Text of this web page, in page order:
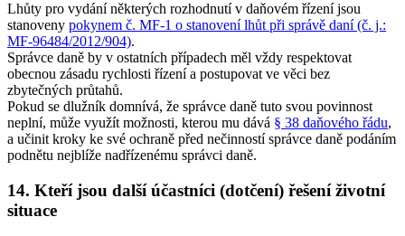
Lhůty pro vydání některých rozhodnutí v daňovém řízení jsou
stanoveny pokynem č. MF-1 o stanovení lhůt při správě daní (č. j.:
MF-96484/2012/904).
Správce daně by v ostatních případech měl vždy respektovat
obecnou zásadu rychlosti řízení a postupovat ve věci bez
zbytečných průtahů.
Pokud se dlužník domnívá, že správce daně tuto svou povinnost
neplní, může využít možnosti, kterou mu dává § 38 daňového řádu,
a učinit kroky ke své ochraně před nečinností správce daně podáním
podnětu nejblíže nadřízenému správci daně.
14. Kteří jsou další účastníci (dotčení) řešení životní
situace